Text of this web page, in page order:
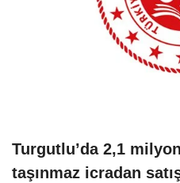
Turgutlu’da 2,1
taşınmaz icradan